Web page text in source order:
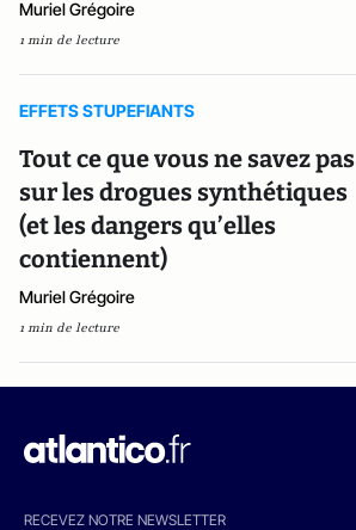
Muriel Grégoire
1 min de lecture
EFFETS STUPEFIANTS
Tout ce que vous ne savez pas
sur les drogues synthétiques
(et les dangers qu’elles
contiennent)
Muriel Grégoire
1 min de lecture
RECEVEZ NOTRE NEWSLETTER